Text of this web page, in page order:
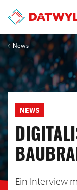
News
NEWS
Ein Interview